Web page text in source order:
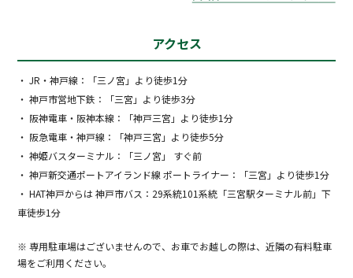
アクセス
・ JR・神戸線：「三ノ宮」より徒歩1分
・ 神戸市営地下鉄：「三宮」より徒歩3分
・ 阪神電車・阪神本線：「神戸三宮」より徒歩1分
・ 阪急電車・神戸線：「神戸三宮」より徒歩5分
・ 神姫バスターミナル：「三ノ宮」 すぐ前
・ 神戸新交通ポートアイランド線 ポートライナー：「三宮」より徒歩1分
・ HAT神戸からは 神戸市バス：29系統101系統「三宮駅ターミナル前」下
車徒歩1分
※ 専用駐車場はございませんので、お車でお越しの際は、近隣の有料駐車
場をご利用ください。